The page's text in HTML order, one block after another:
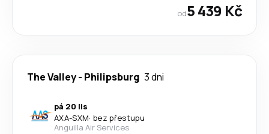
od5 439 Kč
The Valley- Philipsburg 3 dni
pá 20 lis
AXA-SXM· bez přestupu
Anguilla Air Services